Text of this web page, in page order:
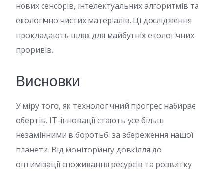
нових сенсорів, інтелектуальних алгоритмів та
екологічно чистих матеріалів. Ці дослідження
прокладають шлях для майбутніх екологічних
проривів.
Висновки
У міру того, як технологічний прогрес набирає
обертів, IT-інновації стають усе більш
незамінними в боротьбі за збереження нашої
планети. Від моніторингу довкілля до
оптимізації споживання ресурсів та розвитку